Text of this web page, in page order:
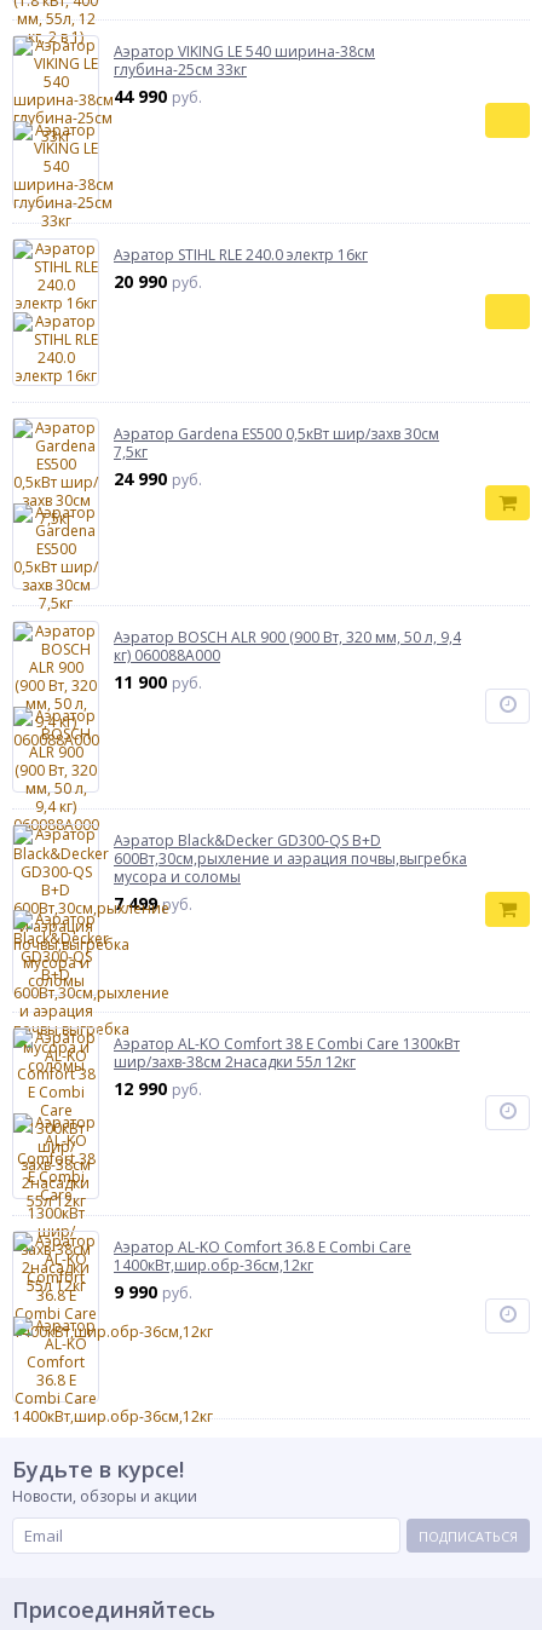
Аэратор VIKING LЕ 540 ширина-38см
глубина-25см 33кг
44 990 руб.
Аэратор STIHL RLE 240.0 электр 16кг
20 990 руб.
Аэратор Gardena ЕS500 0,5кВт шир/захв 30см
7,5кг
24 990 руб.
Аэратор BOSCH ALR 900 (900 Вт, 320 мм, 50 л, 9,4
кг) 060088A000
11 900 руб.
Аэратор Black&Decker GD300-QS B+D
600Вт,30см,рыхление и аэрация почвы,выгребка
мусора и соломы
7 499руб.
Аэратор AL-KO Comfort 38 E Combi Care 1300кВт
шир/захв-38см 2насадки 55л 12кг
12 990 руб.
Аэратор AL-KO Comfort 36.8 Е Combi Care
1400кВт,шир.обр-36см,12кг
9 990 руб.
Будьте в курсе!
Новости, обзоры и акции
ПОДПИСАТЬСЯ
Присоединяйтесь